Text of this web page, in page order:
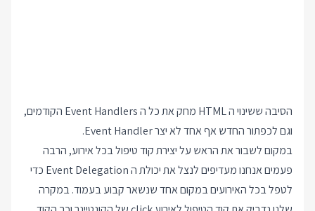
הסיבה ששינוי ה HTML מחק את כל ה Event Handlers הקודמים,
וגם לכפתור החדש אף אחד לא יצר Event Handler.
במקום לשבור את הראש על יצירת קוד טיפול בכל אירוע, הרבה
פעמים אנחנו מעדיפים לנצל את יכולת ה Event Delegation כדי
לטפל בכל האירועים במקום אחד שנשאר קבוע בעמוד. במקרה